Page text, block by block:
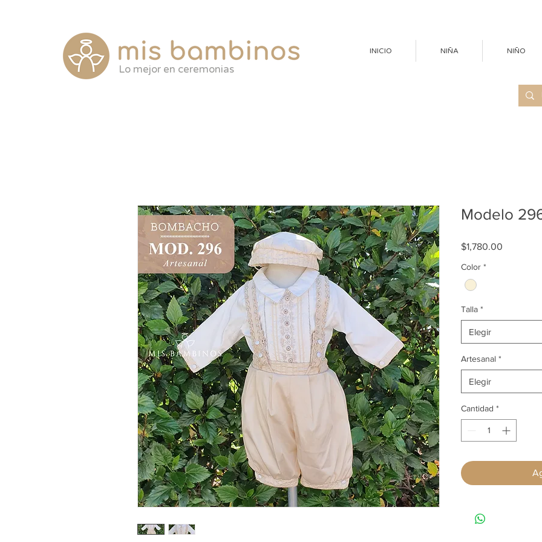
Lo mejor en ceremonias
INICIO NIÑA NIÑO
Modelo
$1,780.00
Color *
Talla *
Elegir
Artesanal *
Elegir
Cantidad *